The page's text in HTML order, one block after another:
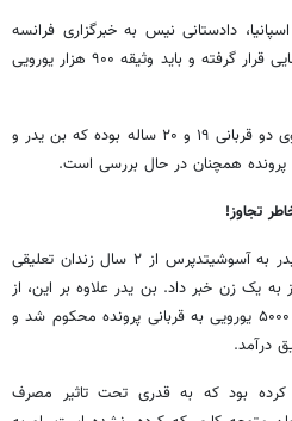
دادستانی نیس به خبرگزاری فرانسه
اطلاع داد که بن یدر تحت نظارت قضایی قرار گرفته و باید وثیقه ۹۰۰ هزار یورویی
این پرونده به دلیل اتهام تجاوز از سوی دو قربانی ۱۹ و ۲۰ ساله بوده که بن یدر و
پرونده همچنان در حال بررسی است.
در آبان ماه ۱۴۰۳ یکی از وکلای بن یدر به آسوشیتدپرس از ۲ سال زندان تعلیقی
به یک زن خبر داد. بن یدر علاوه بر این، از
سوی دادگاه نیس به پرداخت غرامت ۵۰۰۰ یورویی به قربانی پرونده محکوم شد و
کرده بود که به قدری تحت تاثیر مصرف